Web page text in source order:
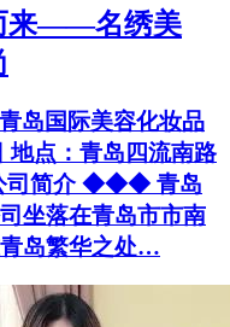
来——名绣美
岛国际美容化妆品
地点：青岛四流南路
司简介 ◆◆◆ 青岛
坐落在青岛市市南
岛繁华之处…